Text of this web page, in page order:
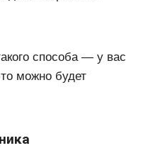
способа — у вас
можно будет